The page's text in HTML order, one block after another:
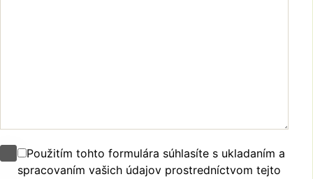
Použitím tohto formulára súhlasíte s ukladaním a
spracovaním vašich údajov prostredníctvom tejto